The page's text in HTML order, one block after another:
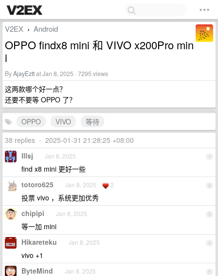
V2EX › Android
OPPO findx8 mini 和 VIVO x200Pro min
i
ByAjayEzttat Jan 8, 2025 · 7295 views
这两款哪个好一点？
还要不要等 OPPO 了？
OPPO VIVO
等待
38 replies • 2025-01-31 21:28:25 +08:00
1
lllsj Jan 8, 2025
find x8 mini 更好一些
2
totoro625 Jan 8, 2025 2
投票 vivo ，系统更加优秀
3
chipipi Jan 8, 2025
等一加 mini
4
Hikareteku Jan 8, 2025
vivo +1
5
ByteMind Jan 8, 2025